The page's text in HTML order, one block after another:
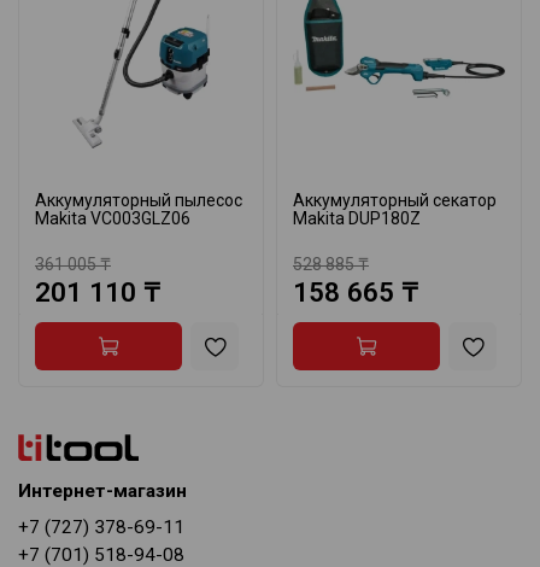
Аккумуляторный пылесос
Makita VC003GLZ06
361 005 ₸
201 110 ₸
Аккумуляторный секатор
Makita DUP180Z
528 885 ₸
158 665 ₸
Интернет-магазин
+7 (727) 378-69-11
+7 (701) 518-94-08